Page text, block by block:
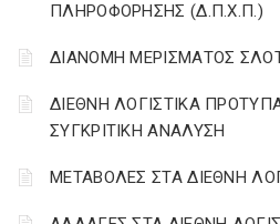
ΠΛΗΡΟΦΟΡΗΣΗΣ (Δ.Π.Χ.Π.)
ΔΙΑΝΟΜΗ ΜΕΡΙΣΜΑΤΟΣ
ΔΙΕΘΝΗ ΛΟΓΙΣΤΙΚΑ
ΣΥΓΚΡΙΤΙΚΗ ΑΝΑΛΥΣΗ
ΜΕΤΑΒΟΛΕΣ ΣΤΑ ΔΙΕΘΝΗ